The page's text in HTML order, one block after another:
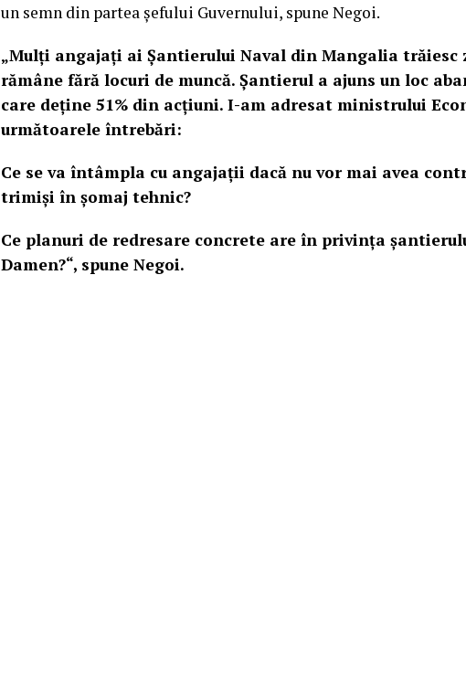
un semn din partea șefului Guvernului, spune Negoi.
„Mulți angajați ai Șantierului Naval din Mangalia trăiesc
rămâne fără locuri de muncă. Șantierul a ajuns un loc
care deține 51% din acțiuni. I-am adresat ministrului
următoarele întrebări:
Ce se va întâmpla cu angajații dacă nu vor mai avea
trimiși în șomaj tehnic?
Ce planuri de redresare concrete are în privința
Damen?“, spune Negoi.